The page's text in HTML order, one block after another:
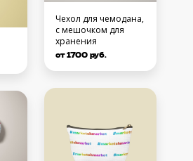
Чехол для чемодана,
с мешочком для
хранения
от 1700 руб.